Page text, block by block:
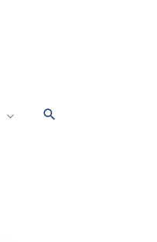
Suchen